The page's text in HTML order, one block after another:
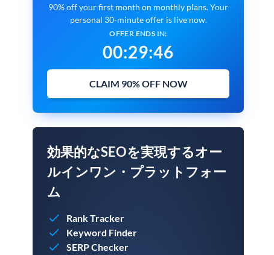
90% off your first month on monthly plans. Your
personal 30-minute offer is live now.
OFFER ENDS IN:
00:29:45
CLAIM 90% OFF NOW
効果的なSEOを実現するオー
ルインワン・プラットフォー
ム
Rank Tracker
Keyword Finder
SERP Checker